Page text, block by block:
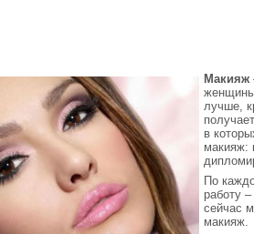
Макияж
лучше,
в
макияж:
По
работу
сейчас
макияж.